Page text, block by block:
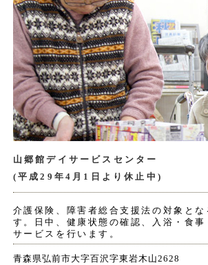
山郷館デイサービスセンター
(平成29年4月1日より休止中)
介護保険、障害者総合支援法の対象とな
す。日中、健康状態の確認、入浴・食事
サービスを行います。
青森県弘前市大字百沢字東岩木山2628